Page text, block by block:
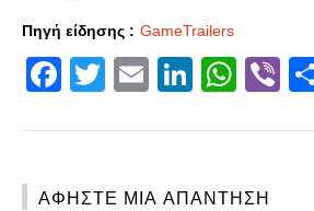
Πηγή είδησης : GameTrailers
Facebook
Twitter
EmailLinkedIn
ΑΦΉΣΤΕ ΜΙΑ ΑΠΆΝΤΗΣΗ